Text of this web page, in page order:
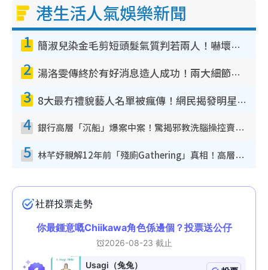
港生活人氣娛樂新聞
1 簡淑兒染金毛剪短頭髮氣質判若兩人！嚇壞老公麥大力都認唔出：「你做咩事？」
2 湯洛雯傳終於有好消息造人成功！兩大細節曝孕味極濃惹猜測：大肚婆先會咁！
3 8大最冇禮貌藝人名單被瘋傳！網民揭發明星真面目 一致數臭呢位係無品天花板？
4 銀行高層「沉船」爆案中案！驚揭邪教洗腦操控賣淫被吞600萬 幕後黑手講多錯多
5 林芊妤親解12年前「殘廁Gathering」真相！高層解約一句話重創尊嚴至今拒返TVB